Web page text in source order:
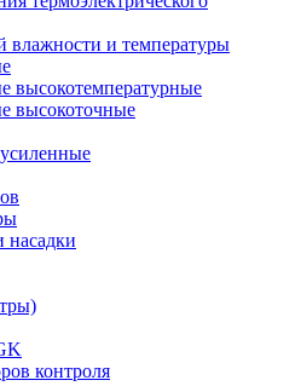
влажности и температуры
высокотемпературные
высокоточные
насадки
контроля